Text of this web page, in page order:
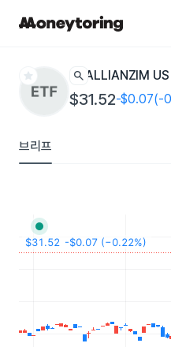
star search ALLIANZIM
$31.52-$0.07(-
브리프